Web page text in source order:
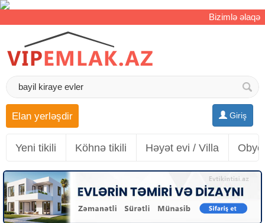
Bizimlə əlaqə
Giriş
Elan yerləşdir
Yeni tikili Köhnə tikili Həyət evi / Villa